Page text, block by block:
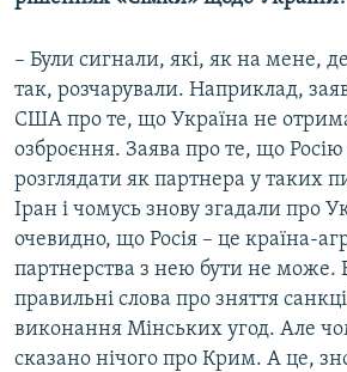
– Були сигнали, які, як на мене,
так, розчарували. Наприклад,
США про те, що Україна не
озброєння. Заява про те, що
розглядати як партнера у таких
Іран і чомусь знову згадали про
очевидно, що Росія – це країна-
партнерства з нею бути не може.
правильні слова про зняття
виконання Мінських угод. Але
сказано нічого про Крим. А це,